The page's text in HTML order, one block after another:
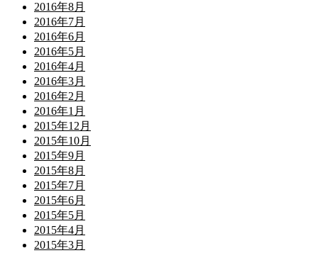
2016年8月
2016年7月
2016年6月
2016年5月
2016年4月
2016年3月
2016年2月
2016年1月
2015年12月
2015年10月
2015年9月
2015年8月
2015年7月
2015年6月
2015年5月
2015年4月
2015年3月